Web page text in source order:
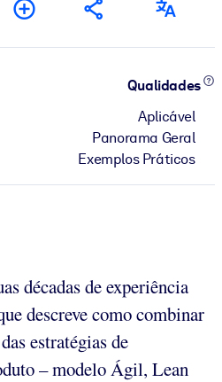
Qualidades
Aplicável
Panorama Geral
Exemplos Práticos
décadas de experiência
descreve como combinar
estratégias de
– modelo Ágil, Lean